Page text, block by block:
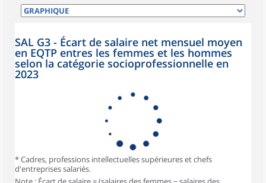
SAL G3 - Écart de salaire net mensuel moyen
en EQTP entres les femmes et les hommes
selon la catégorie socioprofessionnelle en
2023
* Cadres, professions intellectuelles supérieures et chefs
d'entreprises salariés.